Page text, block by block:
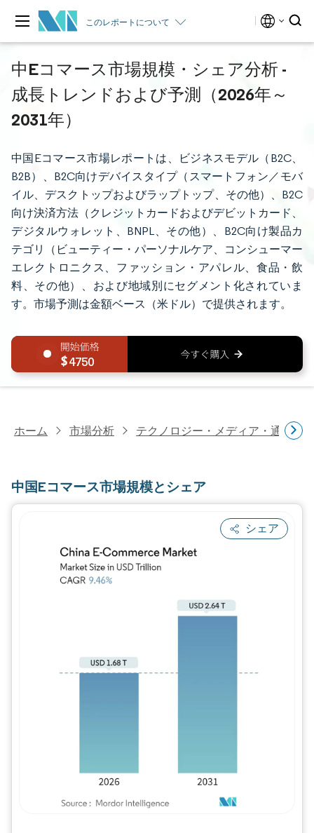
このレポートについて
中Eコマース市場規模・シェア分析 -
成長トレンドおよび予測（2026年～
2031年）
中国Eコマース市場レポートは、ビジネスモデル（B2C、
B2B）、B2C向けデバイスタイプ（スマートフォン／モバ
イル、デスクトップおよびラップトップ、その他）、B2C
向け決済方法（クレジットカードおよびデビットカード、
デジタルウォレット、BNPL、その他）、B2C向け製品カ
テゴリ（ビューティー・パーソナルケア、コンシューマー
エレクトロニクス、ファッション・アパレル、食品・飲
料、その他）、および地域別にセグメント化されていま
す。市場予測は金額ベース（米ドル）で提供されます。
4750
ホーム 市場分析 テクノロジー・メディア・通信研
中国Eコマース市場規模とシェア
シェア